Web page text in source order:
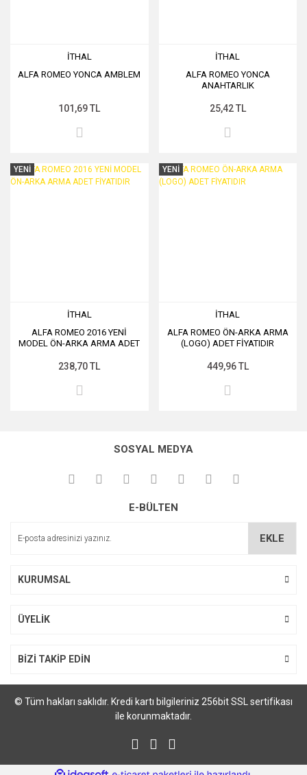
İTHAL
ALFA ROMEO YONCA AMBLEM
101,69 TL
İTHAL
ALFA ROMEO YONCA
ANAHTARLIK
25,42 TL
YENİ
İTHAL
ALFA ROMEO 2016 YENİ
MODEL ÖN-ARKA ARMA ADET
238,70 TL
YENİ
İTHAL
ALFA ROMEO ÖN-ARKA ARMA
(LOGO) ADET FİYATIDIR
449,96 TL
SOSYAL MEDYA
E-BÜLTEN
EKLE
KURUMSAL
ÜYELİK
BİZİ TAKİP EDİN
© Tüm hakları saklıdır. Kredi kartı bilgileriniz 256bit SSL sertifikası
ile korunmaktadır.